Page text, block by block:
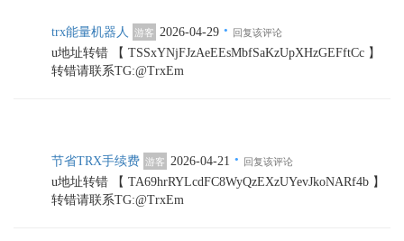
trx能量机器人 游客 2026-04-29 · 回复该评论
u地址转错 【 TSSxYNjFJzAeEEsMbfSaKzUpXHzGEFftCc 】
转错请联系TG:@TrxEm
节省TRX手续费 游客 2026-04-21 · 回复该评论
u地址转错 【 TA69hrRYLcdFC8WyQzEXzUYevJkoNARf4b 】
转错请联系TG:@TrxEm